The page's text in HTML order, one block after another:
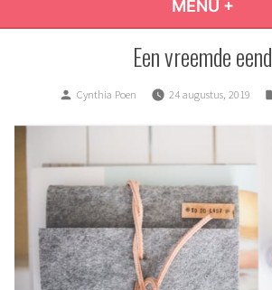
MENU +
Een vreemde eend
Posted
Cynthia Poen 24 augustus, 2019